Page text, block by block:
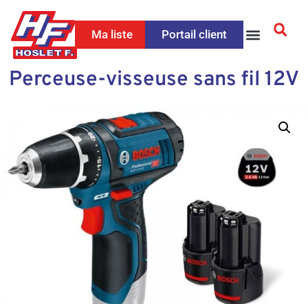
Ma liste Portail client
Perceuse-visseuse sans fil 12V